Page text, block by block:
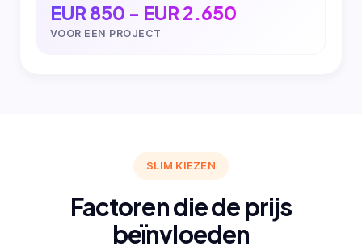
EUR 850 - EUR 2.650
VOOR EEN PROJECT
SLIM KIEZEN
Factoren die de prijs
beïnvloeden